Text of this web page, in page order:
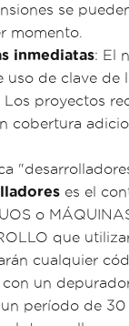
se
momento.
inmediatas: El
uso de clave de
Los proyectos
cobertura
es el
o
que
cualquier
un
período de 30